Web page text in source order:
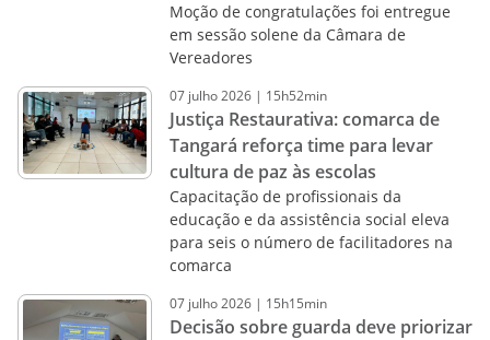
Moção de congratulações foi entregue
em sessão solene da Câmara de
Vereadores
07 julho2026 | 15h52min
Justiça Restaurativa: comarca de
Tangará reforça time para levar
cultura de paz às escolas
Capacitação de profissionais da
educação e da assistência social eleva
para seis o número de facilitadores na
comarca
07 julho2026 | 15h15min
Decisão sobre guarda deve priorizar